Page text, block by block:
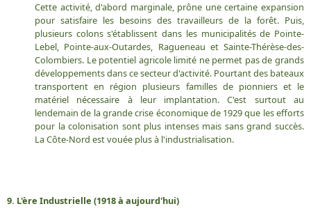
Cette activité, d'abord marginale, prône une certaine expansion
pour satisfaire les besoins des travailleurs de la forêt. Puis,
plusieurs colons s'établissent dans les municipalités de Pointe-
Lebel, Pointe-aux-Outardes, Ragueneau et Sainte-Thérèse-des-
Colombiers. Le potentiel agricole limité ne permet pas de grands
développements dans ce secteur d'activité. Pourtant des bateaux
transportent en région plusieurs familles de pionniers et le
matériel nécessaire à leur implantation. C'est surtout au
lendemain de la grande crise économique de 1929 que les efforts
pour la colonisation sont plus intenses mais sans grand succès.
La Côte-Nord est vouée plus à l'industrialisation.
9. L'ère Industrielle (1918 à aujourd'hui)